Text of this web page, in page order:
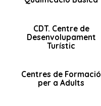
CDT. Centre de
Desenvolupament
Turístic
Centres de Formació
per a Adults